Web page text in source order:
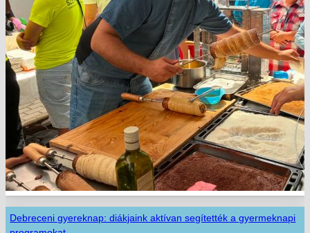
Debreceni gyereknap: diákjaink aktívan segítették a gyermeknapi